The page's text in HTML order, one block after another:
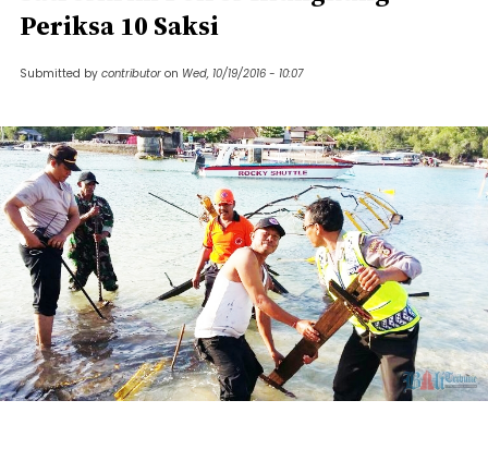
Periksa 10 Saksi
Submitted by contributor on Wed, 10/19/2016 - 10:07